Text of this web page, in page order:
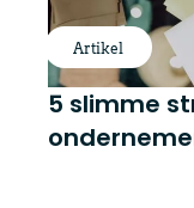
Artikel
5 slimme